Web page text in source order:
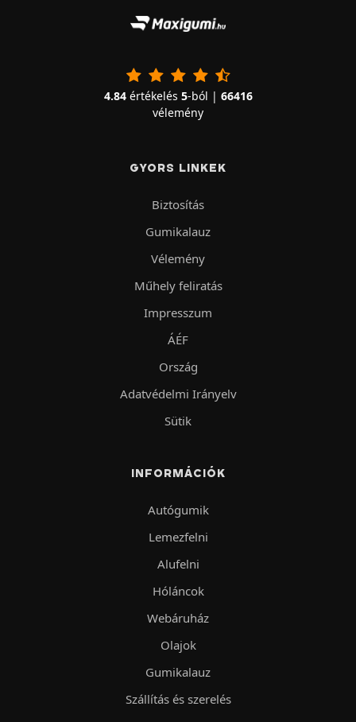
4.84értékelés 5-ból | 66416
vélemény
GYORS LINKEK
Biztosítás
Gumikalauz
Vélemény
Műhely feliratás
Impresszum
ÁÉF
Ország
Adatvédelmi Irányelv
Sütik
INFORMÁCIÓK
Autógumik
Lemezfelni
Alufelni
Hóláncok
Webáruház
Olajok
Gumikalauz
Szállítás és szerelés